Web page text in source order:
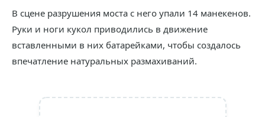
В сцене разрушения моста с него упали 14 манекенов.
Руки и ноги кукол приводились в движение
вставленными в них батарейками, чтобы создалось
впечатление натуральных размахиваний.